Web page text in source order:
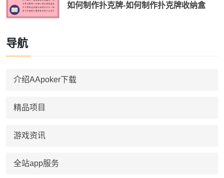
如何制作扑克牌-如何制作扑克牌收纳盒
导航
介绍AApoker下载
精品项目
游戏资讯
全站app服务